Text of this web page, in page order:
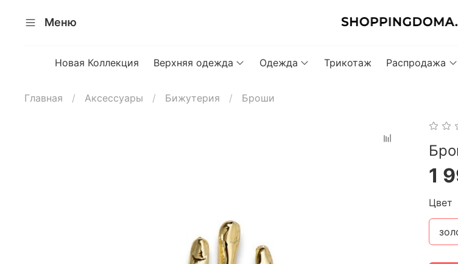
Меню
Новая Коллекция Верхняя одежда Одежда Трикотаж Распродажа
Главная Аксессуары Бижутерия Броши
1
Цвет